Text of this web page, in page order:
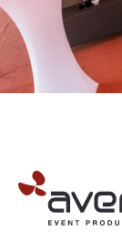
AVENTI |